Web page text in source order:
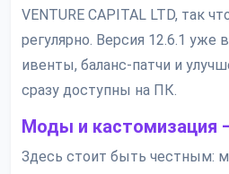
VENTURE CAPITAL LTD, так
регулярно. Версия 12.6.1 уже
ивенты, баланс-патчи и
сразу доступны на ПК.
Моды и кастомизация
Здесь стоит быть честным: